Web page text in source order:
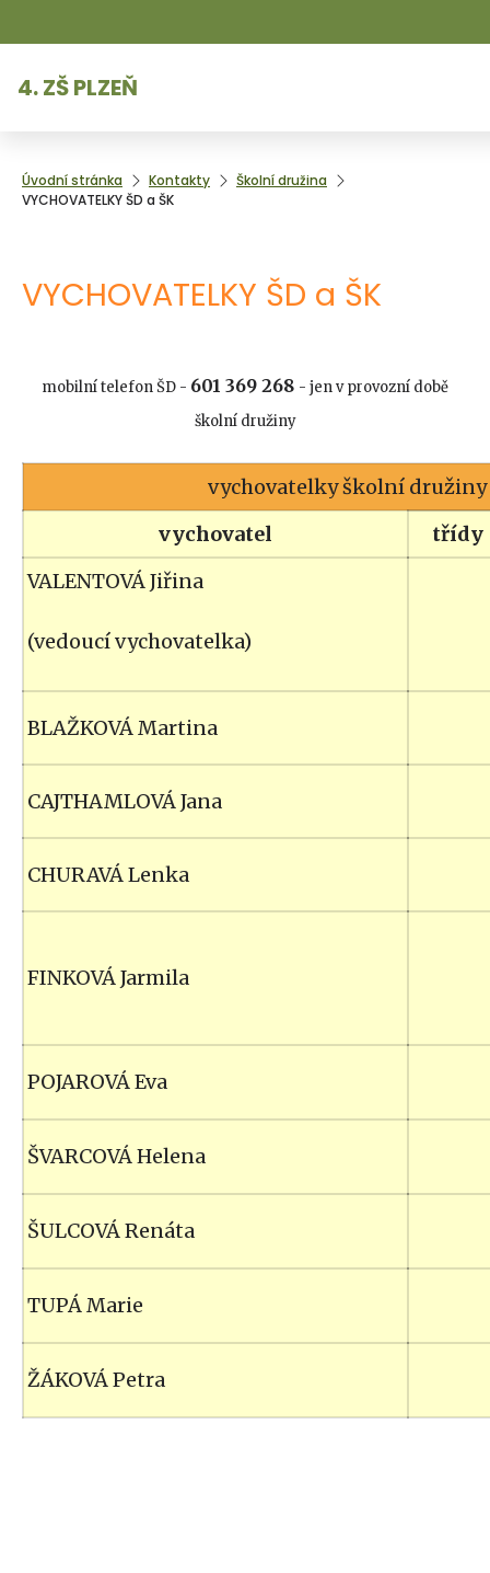
4. ZŠ PLZEŇ
Úvodní stránka Kontakty
Školní družina
VYCHOVATELKY ŠD a ŠK
VYCHOVATELKY ŠD a ŠK
mobilní telefon ŠD - 601 369 268 - jen v provozní době
školní družiny
vychovatelky školní
vychovatel
třídy
VALENTOVÁ Jiřina
(vedoucí vychovatelka)
BLAŽKOVÁ Martina
CAJTHAMLOVÁ Jana
CHURAVÁ Lenka
FINKOVÁ Jarmila
POJAROVÁ Eva
ŠVARCOVÁ Helena
ŠULCOVÁ Renáta
TUPÁ Marie
ŽÁKOVÁ Petra